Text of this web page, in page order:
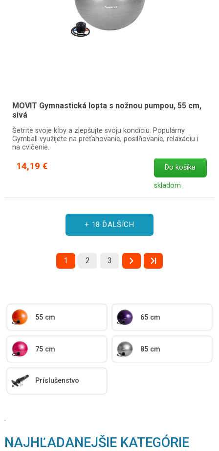
MOVIT Gymnastická lopta s nožnou pumpou, 55 cm,
sivá
Šetrite svoje kĺby a zlepšujte svoju kondíciu. Populárny
Gymball využijete na preťahovanie, posilňovanie, relaxáciu i
na cvičenie.
14,19 € Do košíka
skladom
+ 18 ĎALŠÍCH
1 2 3
55 cm 65 cm
75 cm 85 cm
Príslušenstvo
.
NAJHĽADANEJŠIE KATEGÓRIE